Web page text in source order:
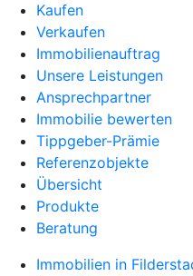
Kaufen
Verkaufen
Immobilienauftrag
Unsere Leistungen
Ansprechpartner
Immobilie bewerten
Tippgeber-Prämie
Referenzobjekte
Übersicht
Produkte
Beratung
Immobilien in